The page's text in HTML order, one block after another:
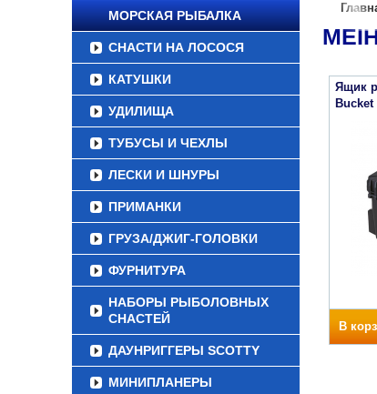
МОРСКАЯ РЫБАЛКА
СНАСТИ НА ЛОСОСЯ
КАТУШКИ
УДИЛИЩА
ТУБУСЫ И ЧЕХЛЫ
ЛЕСКИ И ШНУРЫ
ПРИМАНКИ
ГРУЗА/ДЖИГ-ГОЛОВКИ
ФУРНИТУРА
НАБОРЫ РЫБОЛОВНЫХ
СНАСТЕЙ
ДАУНРИГГЕРЫ SCOTTY
МИНИПЛАНЕРЫ
Ящик
В